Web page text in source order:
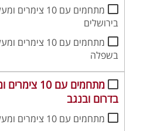
מתחמים עם 10 צימרים
בירושלים
מתחמים עם 10
בשפלה
מתחמים עם 10
בדרום ובנגב
מתחמים עם 10 צימרים ומעלה בנגב